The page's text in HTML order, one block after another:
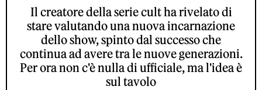
Il creatore della serie cult ha rivelato di
stare valutando una nuova incarnazione
dello show, spinto dal successo che
continua ad avere tra le nuove generazioni.
Per ora non c'è nulla di ufficiale, ma l'idea è
sul tavolo